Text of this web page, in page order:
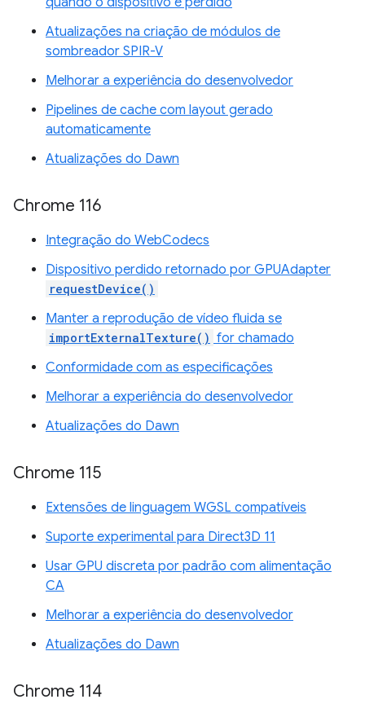
Atualizações na criação de módulos de
sombreador SPIR-V
Melhorar a experiência do desenvolvedor
Pipelines de cache com layout gerado
automaticamente
Atualizações do Dawn
Chrome 116
Integração do WebCodecs
Dispositivo perdido retornado por GPUAdapter
requestDevice()
Manter a reprodução de vídeo fluida se
importExternalTexture() for chamado
Conformidade com as especificações
Melhorar a experiência do desenvolvedor
Atualizações do Dawn
Chrome 115
Extensões de linguagem WGSL compatíveis
Suporte experimental para Direct3D 11
Usar GPU discreta por padrão com alimentação
CA
Melhorar a experiência do desenvolvedor
Atualizações do Dawn
Chrome 114